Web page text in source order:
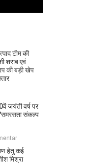
टीम की
शराब एवं
की बड़ी खेप
जयंती वर्ष पर
संकल्प
हेतु कई
मिश्रा